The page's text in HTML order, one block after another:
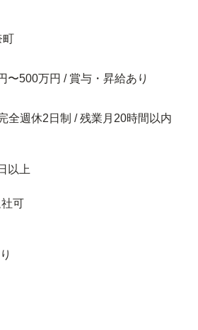
町
〜500万円 / 賞与・昇給あり
全週休2日制 / 残業月20時間以内
以上
可